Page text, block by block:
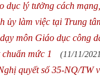
dục lý tưởng cách
ủy làm việc tại Trung
môn Giáo dục công
mức 1 (11/11/
quyết số 35-NQ/